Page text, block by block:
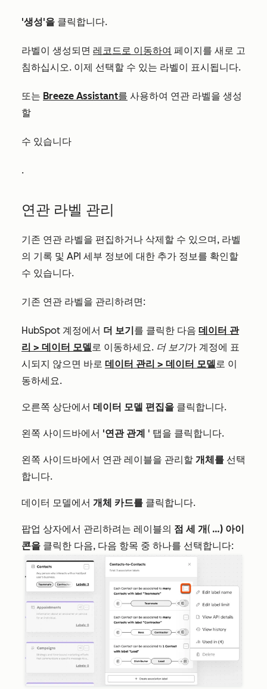
'생성'을 클릭합니다.
라벨이 생성되면 레코드로 이동하여 페이지를 새로 고
침하십시오. 이제 선택할 수 있는 라벨이 표시됩니다.
또는 Breeze Assistant를 사용하여 연관 라벨을 생성
할
수 있습니다
.
연관 라벨 관리
기존 연관 라벨을 편집하거나 삭제할 수 있으며, 라벨
의 기록 및 API 세부 정보에 대한 추가 정보를 확인할
수 있습니다.
기존 연관 라벨을 관리하려면:
HubSpot 계정에서 더 보기를 클릭한 다음 데이터 관
리 > 데이터 모델 로 이동하세요. 더 보기가 계정에 표
시되지 않으면 바로 데이터 관리 > 데이터 모델 로 이
동하세요.
오른쪽 상단에서 데이터 모델 편집을 클릭합니다.
왼쪽 사이드바에서 '연관 관계 ' 탭을 클릭합니다.
왼쪽 사이드바에서 연관 레이블을 관리할 개체를 선택
합니다.
데이터 모델에서 개체 카드를 클릭합니다.
팝업 상자에서 관리하려는 레이블의 점 세 개( …) 아이
콘을 클릭한 다음, 다음 항목 중 하나를 선택합니다: